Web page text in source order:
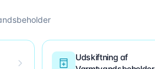
Udskiftning af